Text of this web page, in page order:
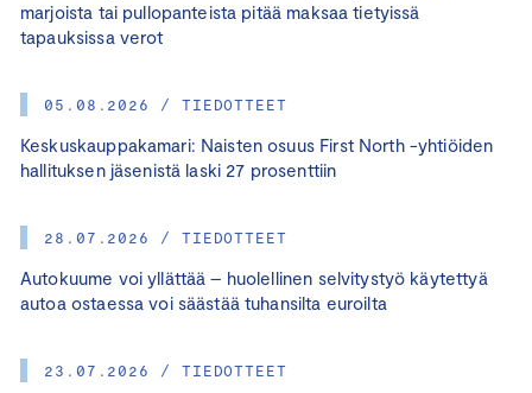
marjoista tai pullopanteista pitää maksaa tietyissä
tapauksissa verot
05.08.2026 / TIEDOTTEET
Keskuskauppakamari: Naisten osuus First North -yhtiöiden
hallituksen jäsenistä laski 27 prosenttiin
28.07.2026 / TIEDOTTEET
Autokuume voi yllättää – huolellinen selvitystyö käytettyä
autoa ostaessa voi säästää tuhansilta euroilta
23.07.2026 / TIEDOTTEET